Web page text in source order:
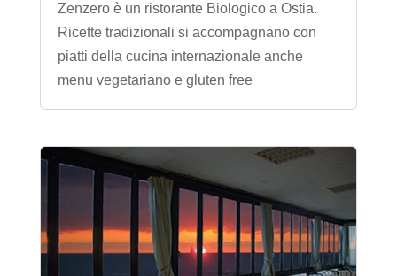
Zenzero è un ristorante Biologico a Ostia.
Ricette tradizionali si accompagnano con
piatti della cucina internazionale anche
menu vegetariano e gluten free